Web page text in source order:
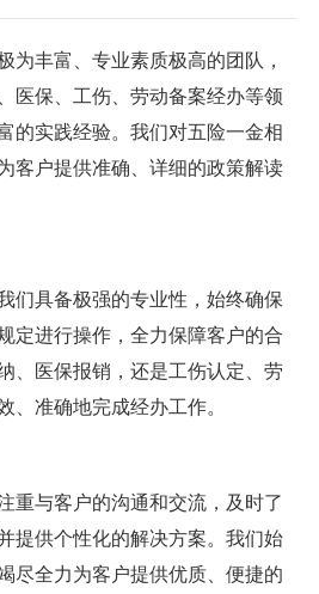
为丰富、专业素质极高的团队，
医保、工伤、劳动备案经办等领
的实践经验。我们对五险一金相
客户提供准确、详细的政策解读
们具备极强的专业性，始终确保
定进行操作，全力保障客户的合
、医保报销，还是工伤认定、劳
、准确地完成经办工作。
重与客户的沟通和交流，及时了
提供个性化的解决方案。我们始
尽全力为客户提供优质、便捷的